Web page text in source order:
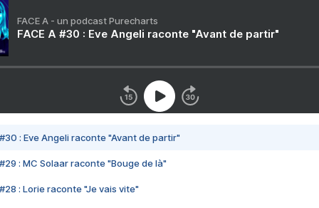
FACE A - un podcast Purecharts
FACE A #30 : Eve Angeli raconte "Avant de partir"
#30 : Eve Angeli raconte "Avant de partir"
#29 : MC Solaar raconte "Bouge de là"
#28 : Lorie raconte "Je vais vite"